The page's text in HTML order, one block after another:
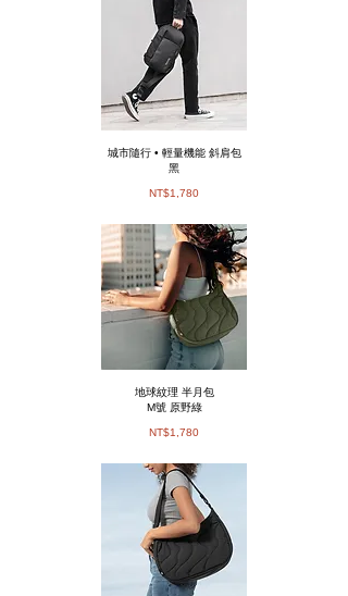
城市隨行 • 輕量機能 斜肩包
黑
​NT$1,780
地球紋理 半月包
M號 原野綠
NT$1,780